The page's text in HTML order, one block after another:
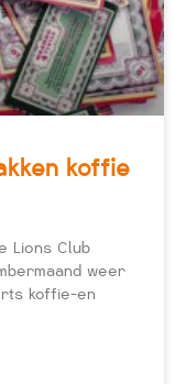
koffie
Lions Club
weer
koffie-en